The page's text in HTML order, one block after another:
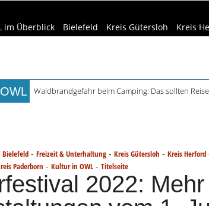
im Überblick Bielefeld Kreis Gütersloh Kreis
Waldbrandgefahr beim Camping: Das sollten
Bielefeld - Freizeit & Unterhaltung - Kreis Gütersloh - Kreis Herford
Paderborn - Kultur in OWL - Titelseite
2022: